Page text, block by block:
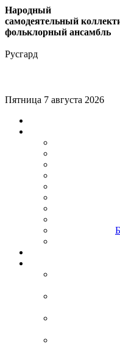
Народный
самодеятельный
фольклорный ансамбль
Русгард
Пятница 7 августа 2026